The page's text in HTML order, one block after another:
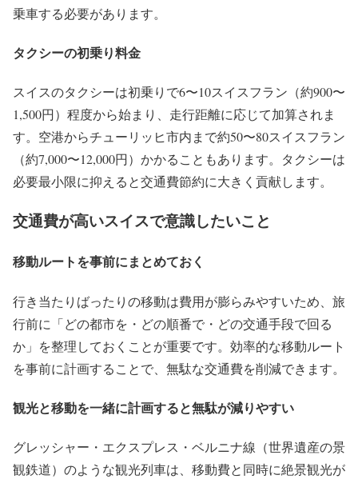
乗車する必要があります。
タクシーの初乗り料金
スイスのタクシーは初乗りで6〜10スイスフラン（約900〜
1,500円）程度から始まり、走行距離に応じて加算されま
す。空港からチューリッヒ市内まで約50〜80スイスフラン
（約7,000〜12,000円）かかることもあります。タクシーは
必要最小限に抑えると交通費節約に大きく貢献します。
交通費が高いスイスで意識したいこと
移動ルートを事前にまとめておく
行き当たりばったりの移動は費用が膨らみやすいため、旅
行前に「どの都市を・どの順番で・どの交通手段で回る
か」を整理しておくことが重要です。効率的な移動ルート
を事前に計画することで、無駄な交通費を削減できます。
観光と移動を一緒に計画すると無駄が減りやすい
グレッシャー・エクスプレス・ベルニナ線（世界遺産の景
観鉄道）のような観光列車は、移動費と同時に絶景観光が